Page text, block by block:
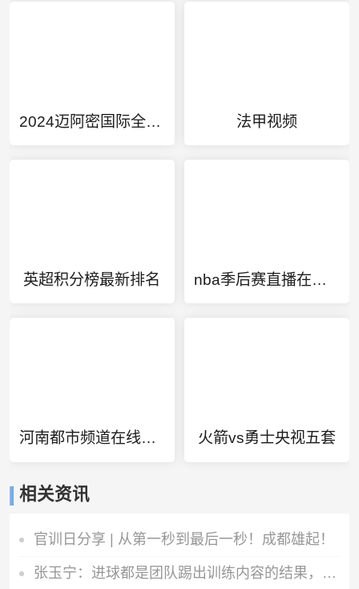
2024迈阿密国际全部赛程 法甲视频
英超积分榜最新排名 nba季后赛直播在线直播
河南都市频道在线直播 火箭vs勇士央视五套
相关资讯
官训日分享 | 从第一秒到最后一秒！成都雄起！
张玉宁：进球都是团队踢出训练内容的结果，祝贺蒋子承完成首秀